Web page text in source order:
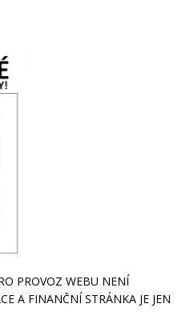
PROVOZ WEBU NENÍ
A FINANČNÍ STRÁNKA JE JEN